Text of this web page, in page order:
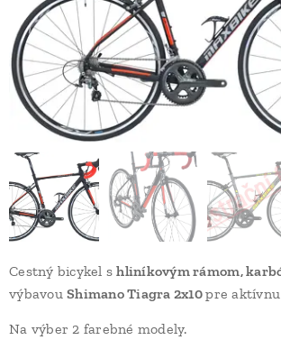
Cestný bicykel shliníkovým rámom,
výbavouShimano Tiagra 2x10pre
Na výber 2 farebné modely.